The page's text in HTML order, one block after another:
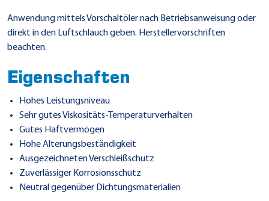
Anwendung mittels Vorschaltöler nach Betriebsanweisung oder
direkt in den Luftschlauch geben. Herstellervorschriften
beachten.
Eigenschaften
Hohes Leistungsniveau
Sehr gutes Viskositäts-Temperaturverhalten
Gutes Haftvermögen
Hohe Alterungsbeständigkeit
Ausgezeichneten Verschleißschutz
Zuverlässiger Korrosionsschutz
Neutral gegenüber Dichtungsmaterialien